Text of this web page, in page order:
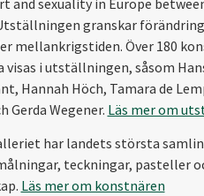
and sexuality in Europe
granskar
mellankrigstiden. Över 180
visas i utställningen, såsom
Hannah Höch, Tamara de
Gerda Wegener. Läs mer om
har landets största
teckningar, pasteller
Läs mer om konstnären